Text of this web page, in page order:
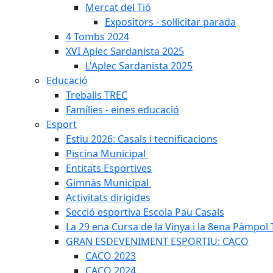
Mercat del Tió
Expositors - sol·licitar parada
4 Tombs 2024
XVI Aplec Sardanista 2025
L'Aplec Sardanista 2025
Educació
Treballs TREC
Famílies - eines educació
Esport
Estiu 2026: Casals i tecnificacions
Piscina Municipal
Entitats Esportives
Gimnàs Municipal
Activitats dirigides
Secció esportiva Escola Pau Casals
La 29 ena Cursa de la Vinya i la 8ena Pàmpol
GRAN ESDEVENIMENT ESPORTIU: CACO
CACO 2023